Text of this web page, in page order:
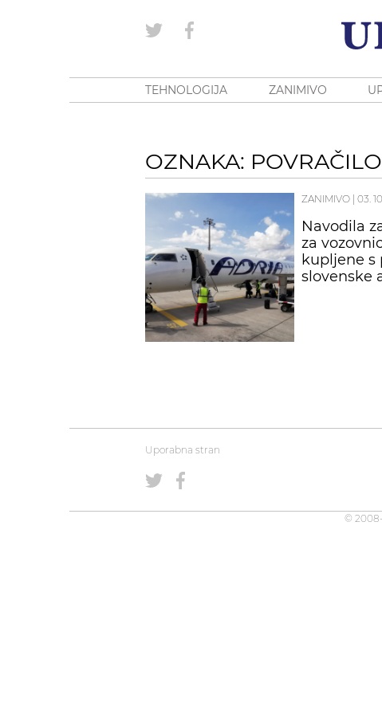
TEHNOLOGIJA ZANIMIVO
OZNAKA:
ZANIMIVO 03.
Navodila
za
kupljene s
slovenske
Uporabna stran
©